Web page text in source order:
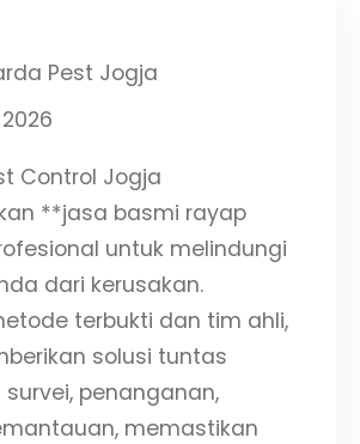
Pest Jogja
Control Jogja
**jasa basmi rayap
untuk melindungi
dari kerusakan.
terbukti dan tim ahli,
solusi tuntas
penanganan,
memastikan